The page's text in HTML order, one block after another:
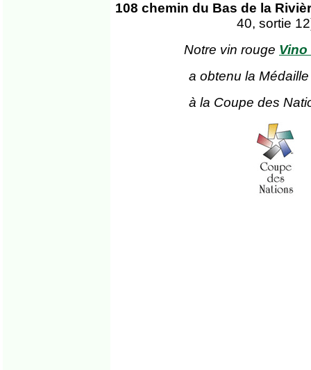
108 chemin du Bas de la
40, sortie
Notre vin rouge Vino
a obtenu la
à la Coupe des